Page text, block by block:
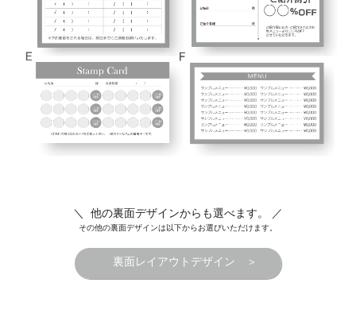
＼ 他の裏面デザインからも選べます。 ／
その他の裏面デザインは以下からお選びいただけます。
裏面レイアウトデザイン ＞